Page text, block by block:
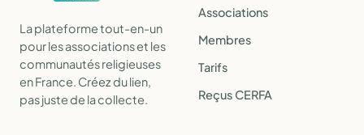
La plateforme tout-en-un
pour les associations et les
communautés religieuses
en France. Créez du lien,
pas juste de la collecte.
Associations
Membres
Tarifs
Reçus CERFA